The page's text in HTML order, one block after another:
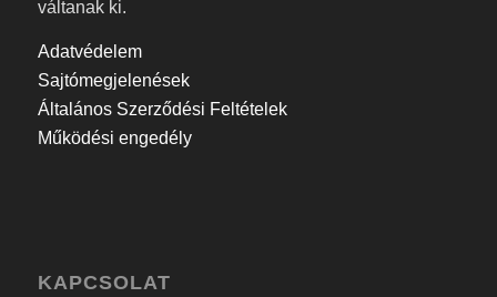
váltanak ki.
Adatvédelem
Sajtómegjelenések
Általános Szerződési Feltételek
Működési engedély
KAPCSOLAT